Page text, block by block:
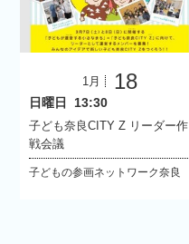
1月 18
日曜日 13:30
子ども奈良CITY Z リーダー作
戦会議
子どもの参画ネットワーク奈良